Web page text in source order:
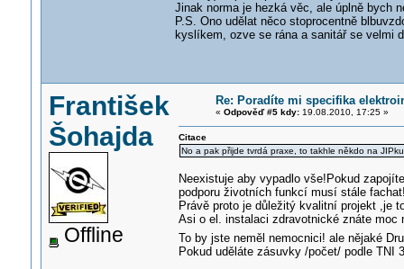
Jinak norma je hezká věc, ale úplně bych
P.S. Ono udělat něco stoprocentně
kyslíkem, ozve se rána a sanitář se velmi
František
Šohajda
Offline
Re: Poradíte mi specifika
« Odpověď #5 kdy:19.08.2010, 17:25 »
Citace
No a pak přijde tvrdá praxe, to takhle někdo na
Neexistuje aby vypadlo vše!Pokud
podporu životních funkcí musí stále
Právě proto je důležitý kvalitní projekt ,je
Asi o el. instalaci zdravotnické znáte moc
To by jste neměl nemocnici! ale nějaké
Pokud uděláte zásuvky /počet/ podle TNI